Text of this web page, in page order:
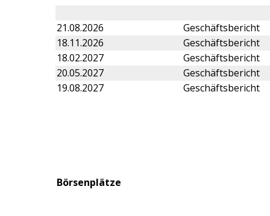
21.08.2026
Geschäftsbericht
18.11.2026
Geschäftsbericht
18.02.2027
Geschäftsbericht
20.05.2027
Geschäftsbericht
19.08.2027
Geschäftsbericht
Börsenplätze